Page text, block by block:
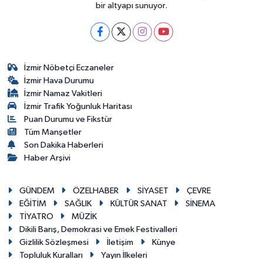
bir altyapı sunuyor.
İzmir Nöbetçi Eczaneler
İzmir Hava Durumu
İzmir Namaz Vakitleri
İzmir Trafik Yoğunluk Haritası
Puan Durumu ve Fikstür
Tüm Manşetler
Son Dakika Haberleri
Haber Arşivi
GÜNDEM ÖZELHABER SİYASET
ÇEVRE
EĞİTİM
SAĞLIK KÜLTÜR SANAT
SİNEMA
TİYATRO
MÜZİK
Dikili Barış, Demokrasi ve Emek Festivalleri
Gizlilik Sözleşmesi
İletişim
Künye
Topluluk Kuralları
Yayın İlkeleri